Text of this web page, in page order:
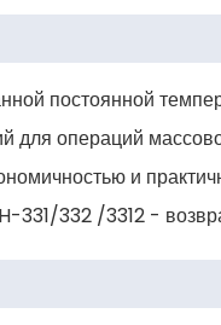
постоянной
для операций
и
332 /3312 -